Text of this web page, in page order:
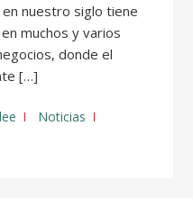
en nuestro siglo tiene
muchos y varios
donde el
[…]
Noticias